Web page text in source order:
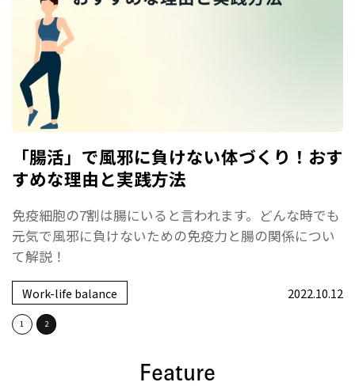
「腸活」で風邪に負けない体づくり！おす
すめな理由と実践方法
免疫細胞の7割は腸にいると言われます。どんな時でも
元気で風邪に負けないための免疫力と腸の関係につい
て解説！
Work-life balance 2022.10.12
1 2
Feature